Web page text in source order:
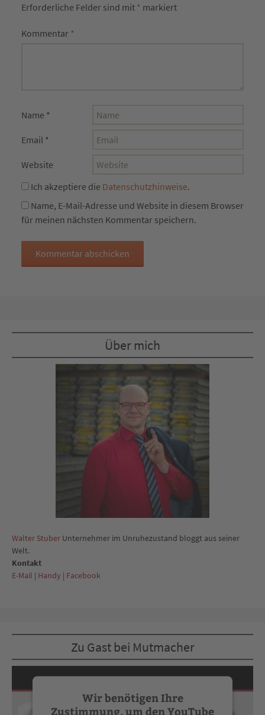
Erforderliche Felder sind mit * markiert
Kommentar *
Name *
Email *
Website
Ich akzeptiere die Datenschutzhinweise.
Name, E-Mail-Adresse und Website in diesem Browser
für meinen nächsten Kommentar speichern.
Über mich
Walter Stuber Unternehmer im Unruhezustand bloggt aus seiner
Welt.
Kontakt
E-Mail | Handy | Facebook
Zu Gast bei Mutmacher
Wir benötigen Ihre
Zustimmung, um den YouTube